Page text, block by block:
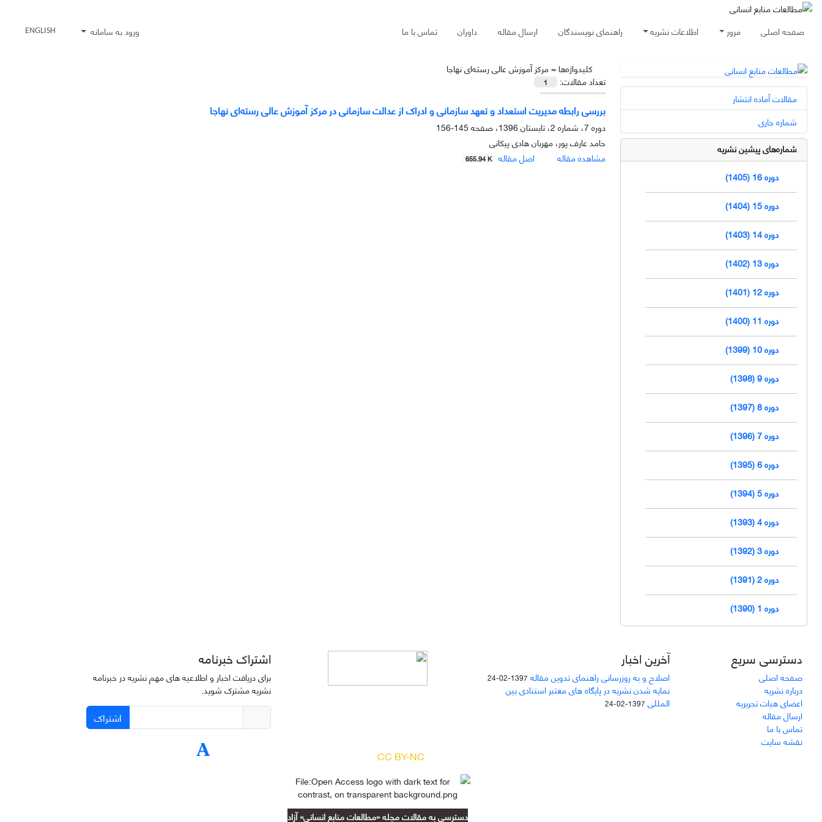
صفحه اصلی مرور اطلاعات نشریه راهنمای نویسندگان ارسال مقاله داوران تماس با ما ورود به سامانه ENGLISH
کلیدواژه‌ها =مرکز آموزش عالی رسته‌ای نهاجا
تعداد مقالات:
1
بررسی رابطه مدیریت استعداد و تعهد سازمانی و ادراک از عدالت سازمانی در مرکز آموزش عالی رسته‌ای نهاجا
دوره 7، شماره 2، تابستان 1396، صفحه
145-156
حامد عارف پور، مهربان هادی پیکانی
مشاهده مقاله
اصل مقاله 655.94 K
مقالات آماده انتشار
شماره جاری
شماره‌های پیشین نشریه
دوره 16 (1405)
دوره 15 (1404)
دوره 14 (1403)
دوره 13 (1402)
دوره 12 (1401)
دوره 11 (1400)
دوره 10 (1399)
دوره 9 (1398)
دوره 8 (1397)
دوره 7 (1396)
دوره 6 (1395)
دوره 5 (1394)
دوره 4 (1393)
دوره 3 (1392)
دوره 2 (1391)
دوره 1 (1390)
دسترسی سریع
صفحه اصلی
درباره نشریه
اعضای هیات تحریریه
ارسال مقاله
تماس با ما
نقشه سایت
آخرین اخبار
اصلاح و به روزرسانی راهنمای تدوین مقاله 1397-02-24
نمایه شدن نشریه در پایگاه های معتبر استنادی بین
المللی 1397-02-24
CC BY-NC
دسترسی به مقالات مجله «مطالعات منابع انسانی» آزاد
اشتراک خبرنامه
برای دریافت اخبار و اطلاعیه های مهم نشریه در خبرنامه
نشریه مشترک شوید.
اشتراک